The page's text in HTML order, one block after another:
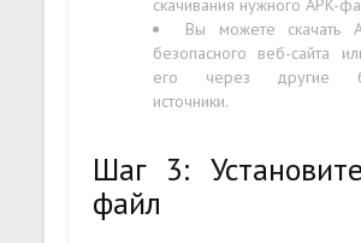
скачивания нужного APK-
Вы можете скачать
безопасного веб-сайта
его через другие
источники.
Шаг 3:
файл